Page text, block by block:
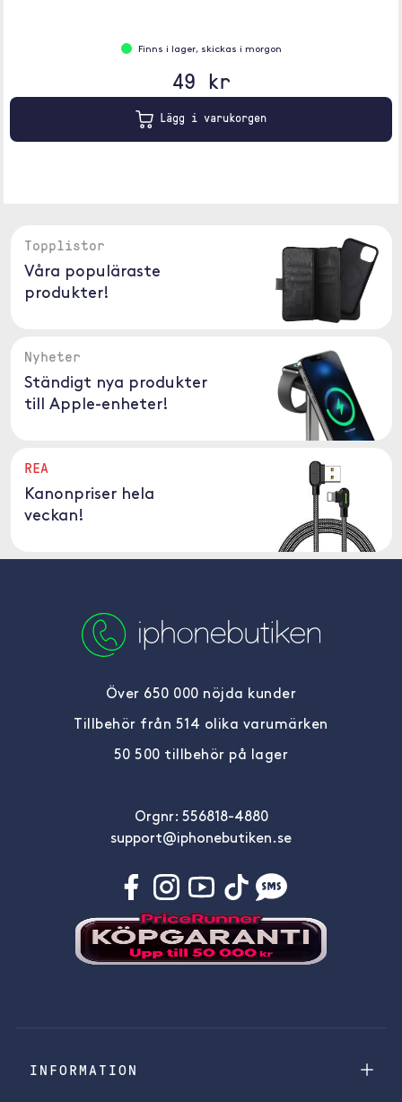
Finns i lager, skickas i morgon
49 kr
Lägg i varukorgen
Topplistor
Våra populäraste
produkter!
Nyheter
Ständigt nya produkter
till Apple-enheter!
REA
Kanonpriser hela
veckan!
Över 650 000 nöjda kunder
Tillbehör från 514 olika varumärken
50 500 tillbehör på lager
Orgnr: 556818-4880
support@iphonebutiken.se
INFORMATION